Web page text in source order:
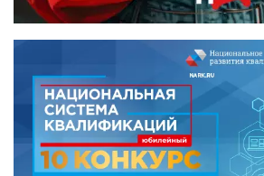
Илья Косенков(13)
Александр
Брусницын(12)